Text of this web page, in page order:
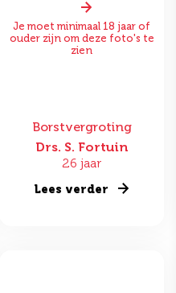
Je moet minimaal 18 jaar of
ouder zijn om deze foto's te
zien
Borstvergroting
Drs. S. Fortuin
26 jaar
Lees verder